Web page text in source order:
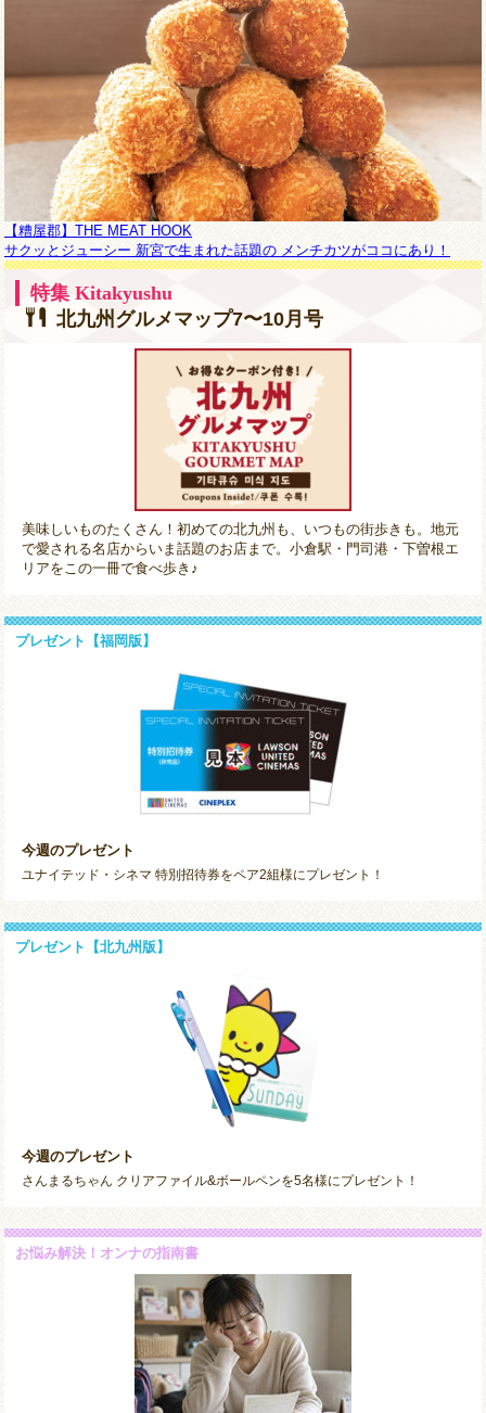
【糟屋郡】THE MEAT HOOK
サクッとジューシー 新宮で生まれた話題の メンチカツがココにあり！
特集 Kitakyushu
北九州グルメマップ7〜10月号
美味しいものたくさん！初めての北九州も、いつもの街歩きも。地元
で愛される名店からいま話題のお店まで。小倉駅・門司港・下曽根エ
リアをこの一冊で食べ歩き♪
プレゼント【福岡版】
今週のプレゼント
ユナイテッド・シネマ 特別招待券をペア2組様にプレゼント！
プレゼント【北九州版】
今週のプレゼント
さんまるちゃん クリアファイル&ボールペンを5名様にプレゼント！
お悩み解決！オンナの指南書